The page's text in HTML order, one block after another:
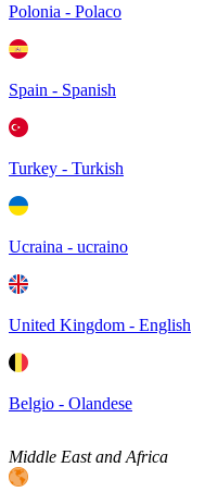
Polonia - Polaco
Spain - Spanish
Turkey - Turkish
Ucraina - ucraino
United Kingdom - English
Belgio - Olandese
Middle East and Africa